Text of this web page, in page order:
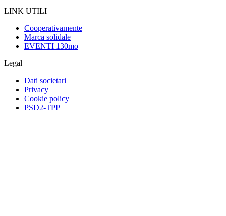
LINK UTILI
Cooperativamente
Marca solidale
EVENTI 130mo
Legal
Dati societari
Privacy
Cookie policy
PSD2-TPP